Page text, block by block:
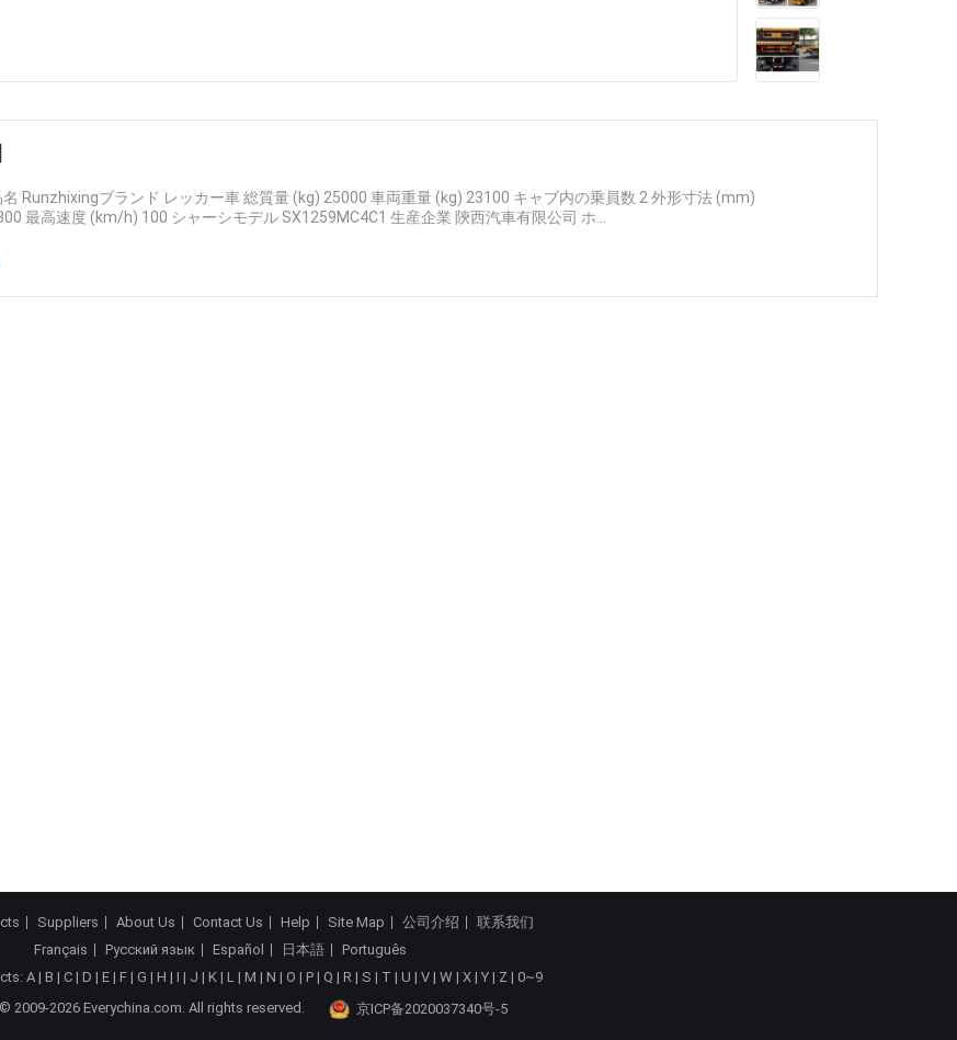
Runzhixingブランド レッカー車 総質量 (kg) 25000 車両重量 (kg) 23100 キャブ内の乗員数 2 外形寸法 (mm)
最高速度 (km/h) 100 シャーシモデル SX1259MC4C1 生産企業 陝西汽車有限公司 ホ...
Suppliers About Us Contact Us Help Site Map 公司介绍
联系我们
Français
Русский язык Español 日本語
Português
A | B | C | D | E | F | G | H | I | J | K | L | M | N | O | P | Q | R | S | T | U | V | W | X | Y | Z | 0~9
2009-2026 Everychina.com. All rights reserved.
京ICP备2020037340号-5